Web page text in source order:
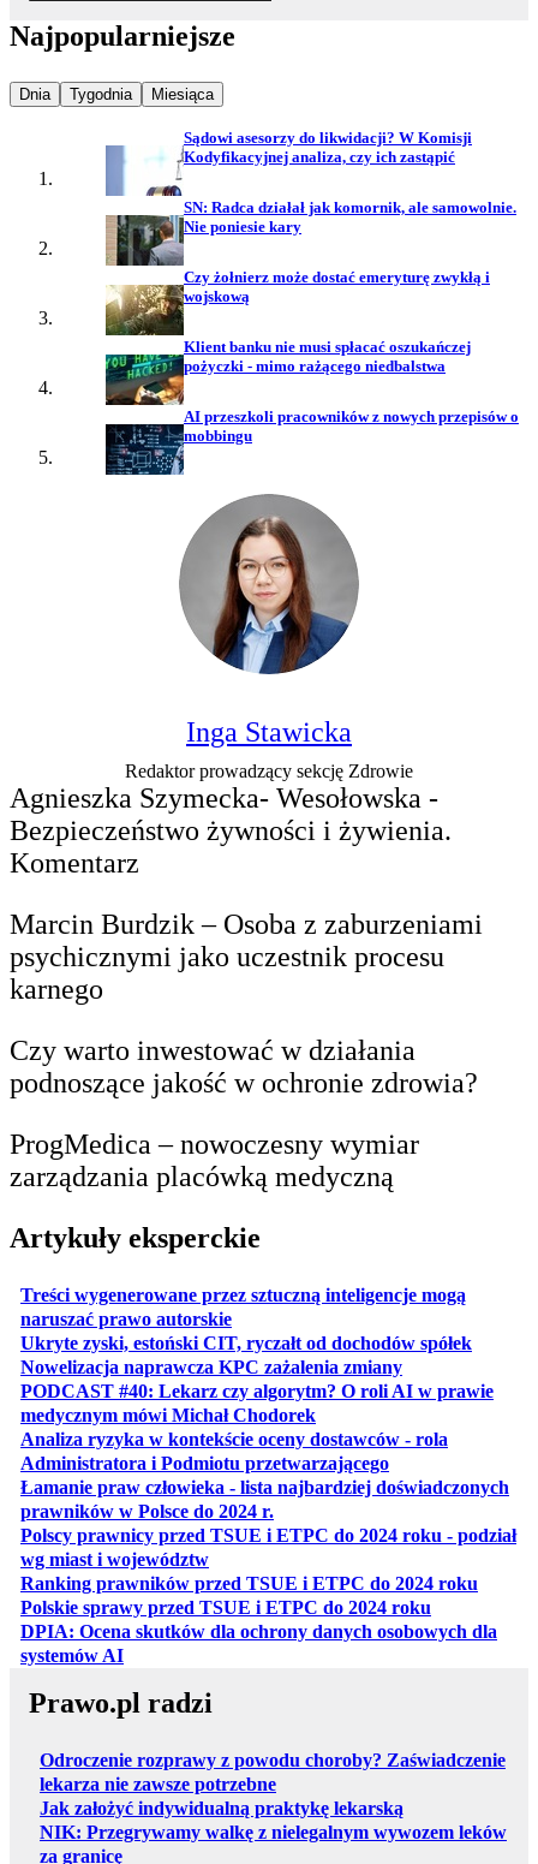
Najpopularniejsze
Najpopularniejsze wiadomości z
Dnia Najpopularniejsze wiadomości z
Tygodnia Najpopularniejsze wiadomości z
Miesiąca
Sądowi asesorzy do likwidacji? W Komisji
Kodyfikacyjnej analiza, czy ich zastąpić
SN: Radca działał jak komornik, ale samowolnie.
Nie poniesie kary
Czy żołnierz może dostać emeryturę zwykłą i
wojskową
Klient banku nie musi spłacać oszukańczej
pożyczki - mimo rażącego niedbalstwa
AI przeszkoli pracowników z nowych przepisów o
mobbingu
Inga Stawicka
Redaktor prowadzący sekcję Zdrowie
Agnieszka Szymecka- Wesołowska -
Bezpieczeństwo żywności i żywienia.
Komentarz
Marcin Burdzik – Osoba z zaburzeniami
psychicznymi jako uczestnik procesu
karnego
Czy warto inwestować w działania
podnoszące jakość w ochronie zdrowia?
ProgMedica – nowoczesny wymiar
zarządzania placówką medyczną
Artykuły eksperckie
Treści wygenerowane przez sztuczną inteligencje mogą
naruszać prawo autorskieotwiera się w nowej karcie
Ukryte zyski, estoński CIT, ryczałt od dochodów spółekotwiera
Nowelizacja naprawcza KPC zażalenia zmianyotwiera się w
PODCAST #40: Lekarz czy algorytm? O roli AI w prawie
medycznym mówi Michał Chodorekotwiera się w nowej karcie
Analiza ryzyka w kontekście oceny dostawców - rola
Administratora i Podmiotu przetwarzającegootwiera się w
Łamanie praw człowieka - lista najbardziej doświadczonych
prawników w Polsce do 2024 r.
Polscy prawnicy przed TSUE i ETPC do 2024 roku - podział
wg miast i województwotwiera się w nowej karcie
Ranking prawników przed TSUE i ETPC do 2024 roku
Polskie sprawy przed TSUE i ETPC do 2024 roku
DPIA: Ocena skutków dla ochrony danych osobowych dla
systemów AIotwiera się w nowej karcie
Prawo.pl radzi
Odroczenie rozprawy z powodu choroby? Zaświadczenie
lekarza nie zawsze potrzebne
Jak założyć indywidualną praktykę lekarską
NIK: Przegrywamy walkę z nielegalnym wywozem leków
za granicę